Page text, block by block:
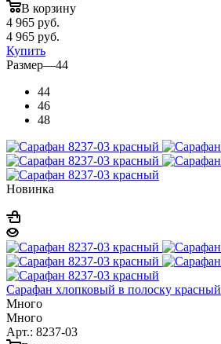
В корзину
4 965 руб.
4 965 руб.
Купить
Размер—44
44
46
48
Новинка
Сарафан хлопковый в полоску красный
Много
Много
Арт.: 8237-03